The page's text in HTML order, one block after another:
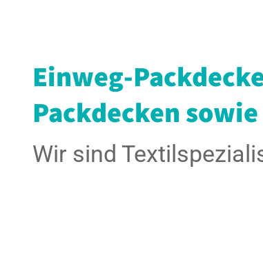
Einweg-
Packdecken
Wir sind